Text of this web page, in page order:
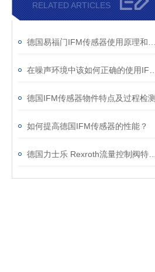
RELATED ARTICLES
德国IFM传感器物件特点及过程检测
如何提高德国IFM传感器的性能？